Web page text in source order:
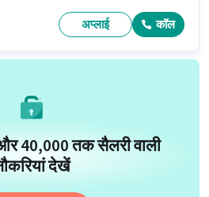
अप्लाई कॉल
₹40,000 तक सैलरी वाली
देखें